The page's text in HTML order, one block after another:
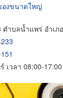
องขนาดใหญ่
ตำบลน้ำแพร่ อำเภ
เวลา 08:00-17:00